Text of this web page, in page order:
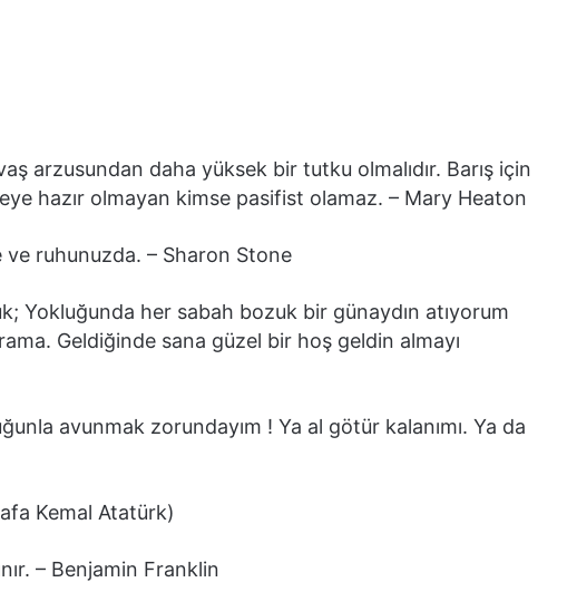
arzusundan daha yüksek bir tutku olmalıdır. Barış için
hazır olmayan kimse pasifist olamaz. – Mary Heaton
ve ruhunuzda. – Sharon Stone
Yokluğunda her sabah bozuk bir günaydın atıyorum
Geldiğinde sana güzel bir hoş geldin almayı
avunmak zorundayım ! Ya al götür kalanımı. Ya da
Kemal Atatürk)
– Benjamin Franklin